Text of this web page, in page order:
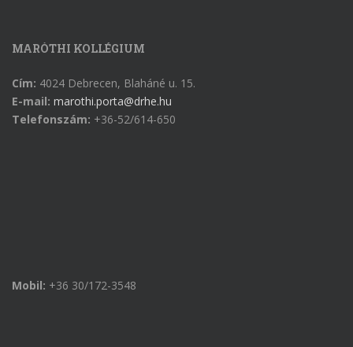
MARÓTHI KOLLÉGIUM
Cím: 4024 Debrecen, Blaháné u. 15.
E-mail: marothi.porta@drhe.hu
Telefonszám: +36-52/614-650
Mobil: +36 30/172-3548